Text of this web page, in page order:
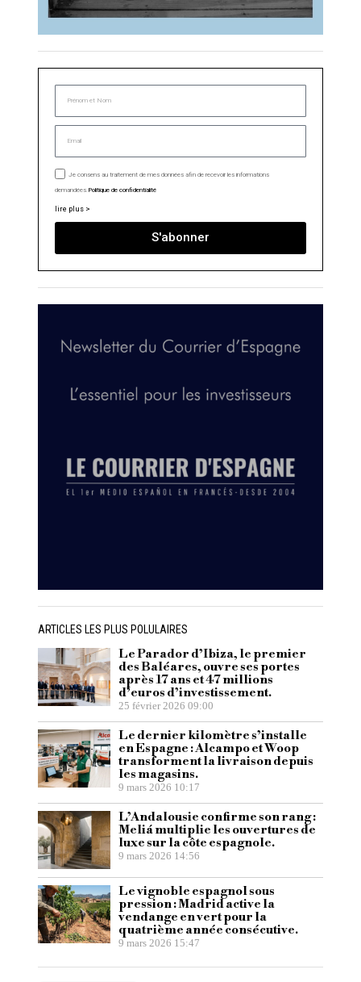
Je consens au traitement de mes données afin de recevoir les informations
demandées. Politique de confidentialité
lire plus >
S'abonner
ARTICLES LES PLUS POLULAIRES
Le Parador d’Ibiza, le premier
des Baléares, ouvre ses portes
après 17 ans et 47 millions
d’euros d’investissement.
25 février 2026 09:00
Le dernier kilomètre s’installe
en Espagne : Alcampo et Woop
transforment la livraison depuis
les magasins.
9 mars 2026 10:17
L’Andalousie confirme son rang :
Meliá multiplie les ouvertures de
luxe sur la côte espagnole.
9 mars 2026 14:56
Le vignoble espagnol sous
pression : Madrid active la
vendange en vert pour la
quatrième année consécutive.
9 mars 2026 15:47